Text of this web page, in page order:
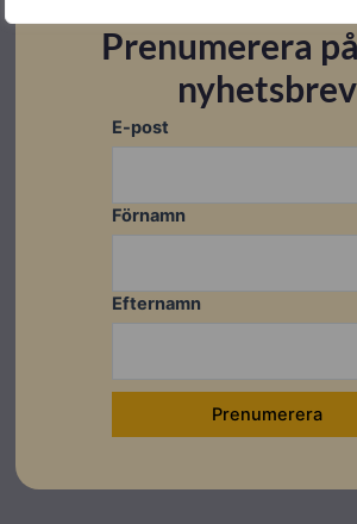
Användarmanual
Prenumerera
nyhetsbrev
E-post
Förnamn
Efternamn